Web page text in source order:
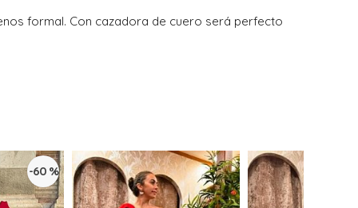
formal. Con cazadora de cuero será perfecto
-60 %